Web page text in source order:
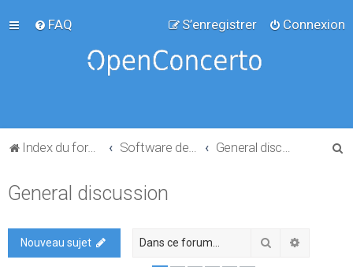
FAQ Connexion
S’enregistrer
Index du forum
General discussion
Nouveau sujet Rechercher